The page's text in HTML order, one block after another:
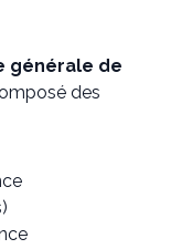
générale de
des